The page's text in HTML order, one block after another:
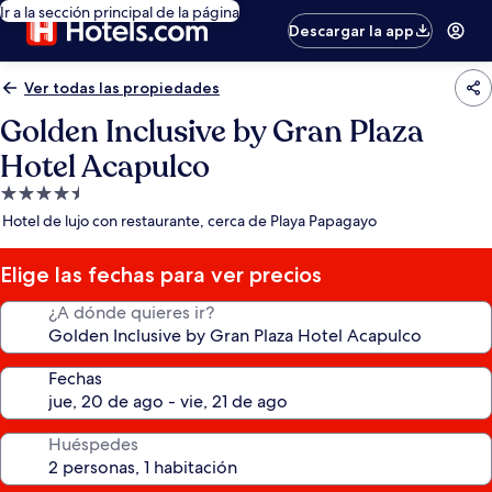
Ir a la sección principal de la página
Descargar la app
Ver todas las propiedades
Golden Inclusive by Gran Plaza
Hotel Acapulco
Propiedad
de
estrellas
Hotel de lujo con restaurante, cerca de Playa Papagayo
Elige las fechas para ver precios
¿A dónde quieres ir?
Fechas
Huéspedes